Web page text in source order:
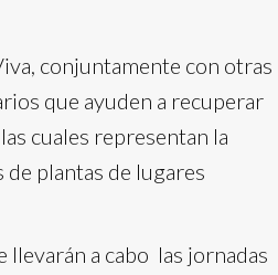
conjuntamente con otras
que ayuden a recuperar
cuales representan la
plantas de lugares
a cabo las jornadas